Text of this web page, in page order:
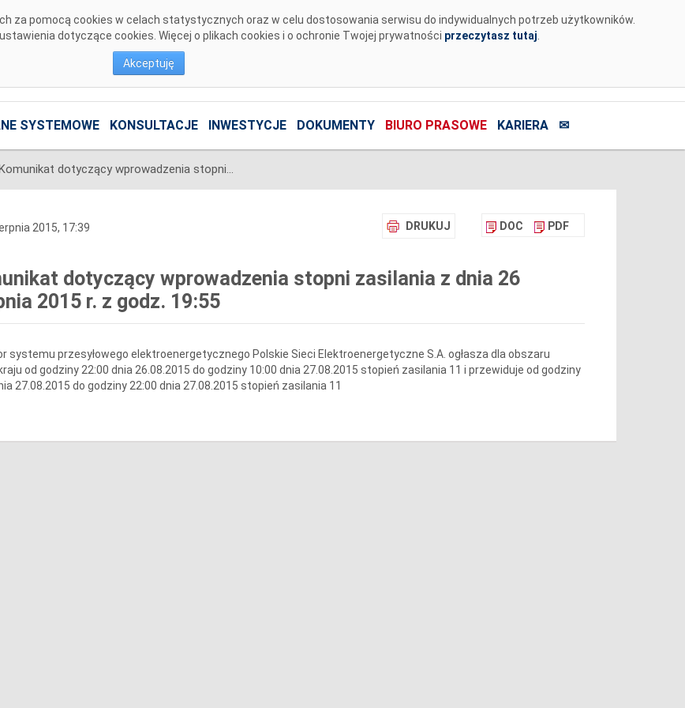
za pomocą cookies w celach statystycznych oraz w celu dostosowania serwisu do indywidualnych potrzeb użytkowników.
dotyczące cookies. Więcej o plikach cookies i o ochronie Twojej prywatności przeczytasz tutaj
Akceptuję
SYSTEMOWE KONSULTACJE INWESTYCJE DOKUMENTY BIURO PRASOWE KARIERA ✉
Komunikat dotyczący wprowadzenia stopni zasilania z dnia 26 sierpnia 2015 r. z godz. 19:55
DRUKUJ DOC PDF
2015, 17:39
dotyczący wprowadzenia stopni zasilania z dnia 26
2015 r. z godz. 19:55
systemu przesyłowego elektroenergetycznego Polskie Sieci Elektroenergetyczne S.A. ogłasza dla obszaru
od godziny 22:00 dnia 26.08.2015 do godziny 10:00 dnia 27.08.2015 stopień zasilania 11 i przewiduje od godziny
27.08.2015 do godziny 22:00 dnia 27.08.2015 stopień zasilania 11